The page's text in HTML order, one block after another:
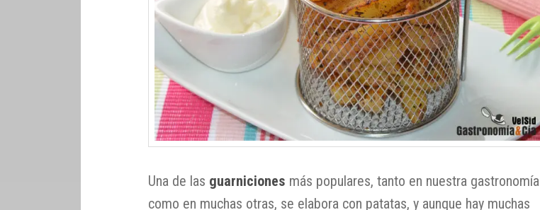
Una de las guarniciones más populares, tanto en nuestra gastronomía
como en muchas otras, se elabora con patatas, y aunque hay muchas